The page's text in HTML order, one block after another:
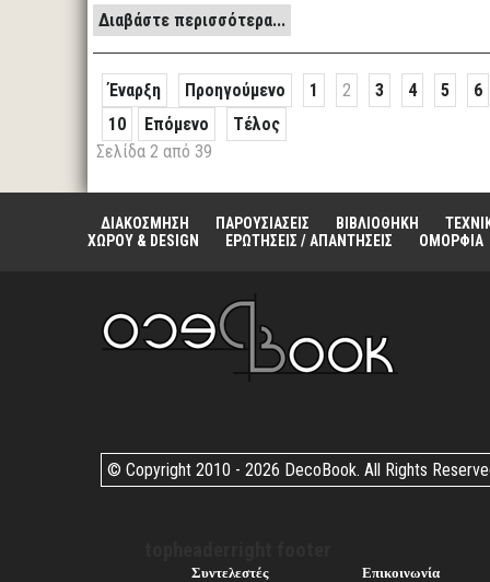
Διαβάστε περισσότερα...
Έναρξη Προηγούμενο 1 2 3 4 5
6
10
Επόμενο
Τέλος
Σελίδα 2 από 39
ΔΙΑΚΟΣΜΗΣΗ ΠΑΡΟΥΣΙΑΣΕΙΣ ΒΙΒΛΙΟΘΗΚΗ
ΧΩΡΟΥ & DESIGN
ΕΡΩΤΗΣΕΙΣ / ΑΠΑΝΤΗΣΕΙΣ ΟΜΟΡΦΙΑ
© Copyright 2010 - 2026 DecoBook. All Rights
Συντελεστές Επικοινωνία